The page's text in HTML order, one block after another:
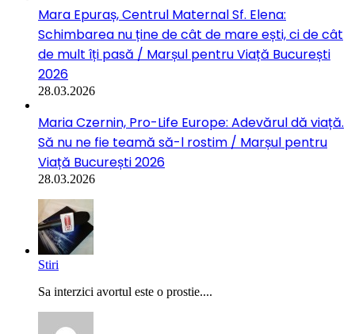
Mara Epuraș, Centrul Maternal Sf. Elena:
Schimbarea nu ține de cât de mare ești, ci de cât
de mult îți pasă / Marșul pentru Viață București
2026
28.03.2026
Maria Czernin, Pro-Life Europe: Adevărul dă viață.
Să nu ne fie teamă să-l rostim / Marșul pentru
Viață București 2026
28.03.2026
Stiri
Sa interzici avortul este o prostie....